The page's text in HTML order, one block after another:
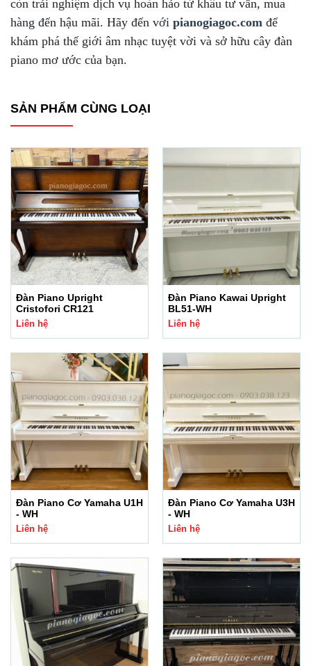
còn trải nghiệm dịch vụ hoàn hảo từ khâu tư vấn, mua
hàng đến hậu mãi. Hãy đến với pianogiagoc.com để
khám phá thế giới âm nhạc tuyệt vời và sở hữu cây đàn
piano mơ ước của bạn.
SẢN PHẨM CÙNG LOẠI
Đàn Piano Upright
Cristofori CR121
Liên hệ
Đàn Piano Kawai Upright
BL51-WH
Liên hệ
Đàn Piano Cơ Yamaha U1H
- WH
Liên hệ
Đàn Piano Cơ Yamaha U3H
- WH
Liên hệ